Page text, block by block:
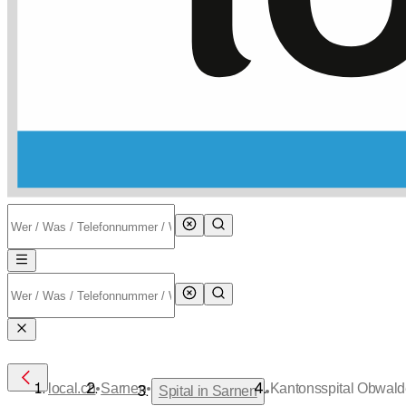
local.ch•Sarnen• Spital in Sarnen •Kantonsspital